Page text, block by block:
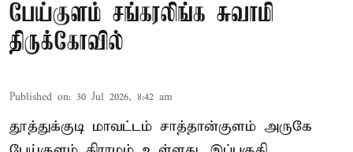
பேய்குளம் சங்கரலிங்க சுவாமி
திருக்கோவில்
Published on: 30 Jul 2026, 8:42 am
தூத்துக்குடி மாவட்டம் சாத்தான்குளம் அருகே